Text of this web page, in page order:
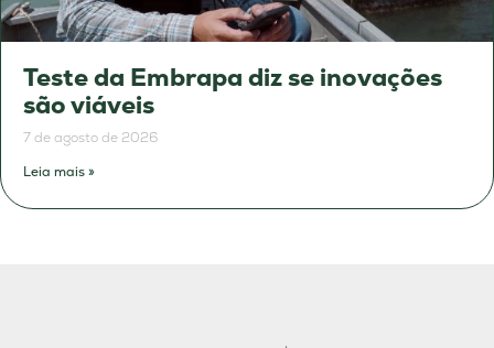
Teste da Embrapa diz se inovações
são viáveis
7 de agosto de 2026
Leia mais »